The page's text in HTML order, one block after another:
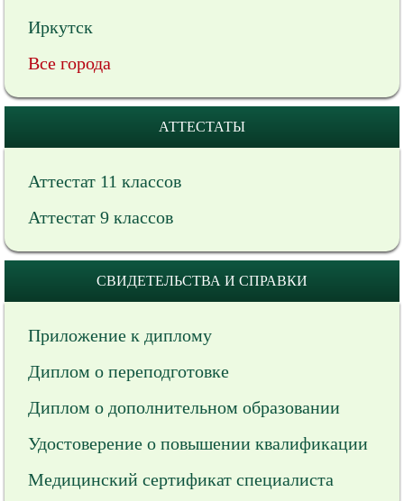
Иркутск
Все города
АТТЕСТАТЫ
Аттестат 11 классов
Аттестат 9 классов
СВИДЕТЕЛЬСТВА И СПРАВКИ
Приложение к диплому
Диплом о переподготовке
Диплом о дополнительном образовании
Удостоверение о повышении квалификации
Медицинский сертификат специалиста